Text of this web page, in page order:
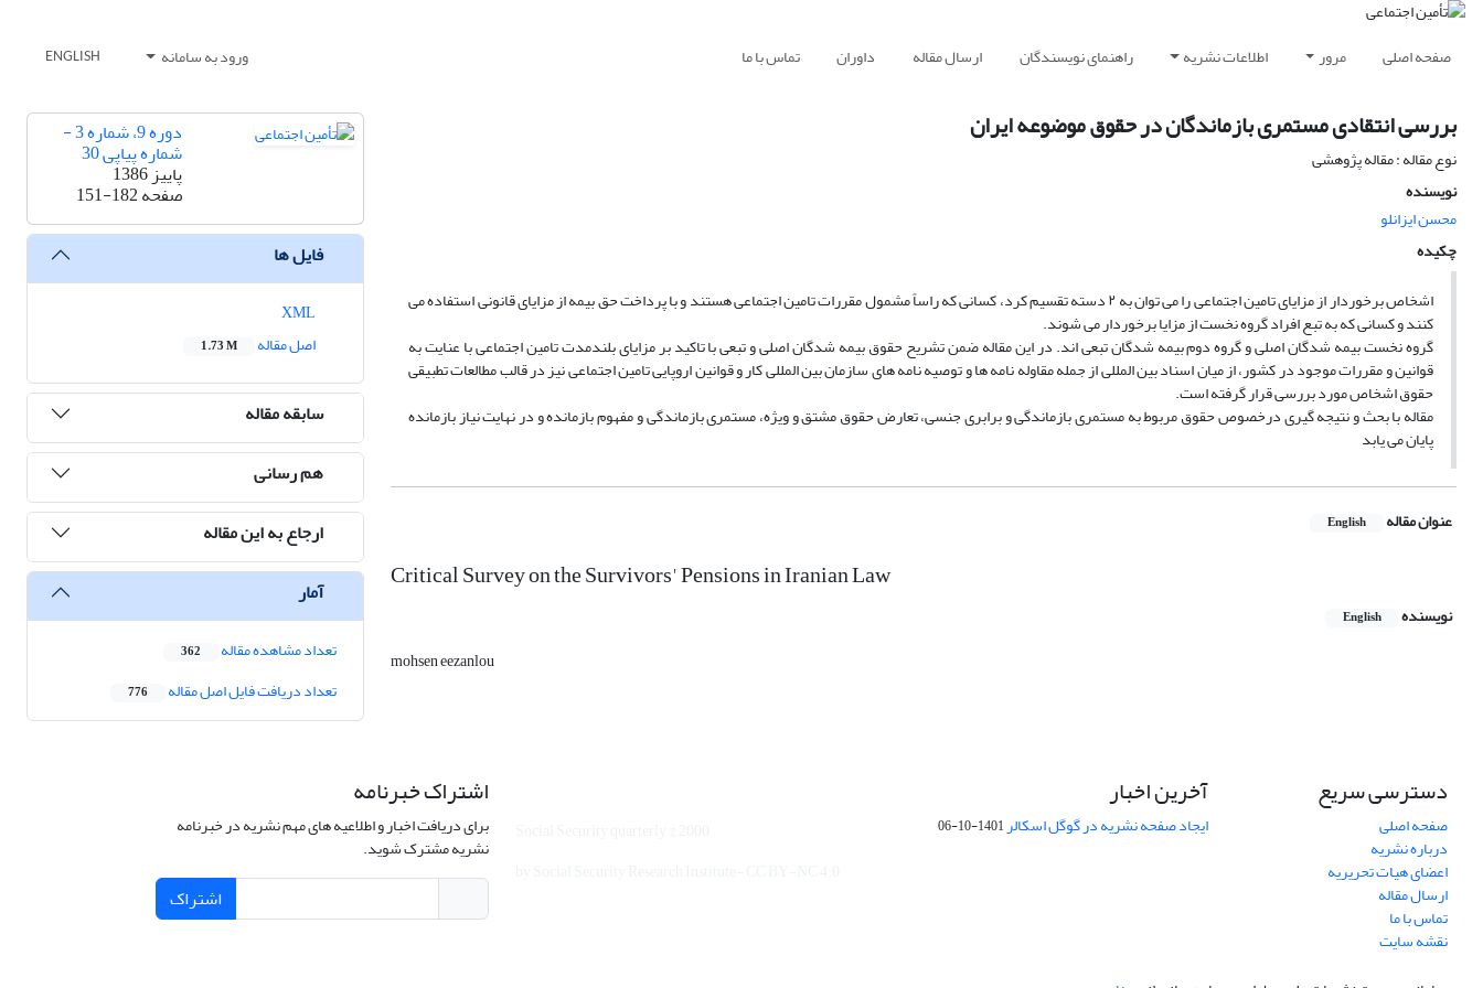
صفحه اصلی مرور اطلاعات نشریه راهنمای نویسندگان ارسال مقاله داوران تماس با ما ورود به سامانه ENGLISH
بررسی انتقادی مستمری بازماندگان در حقوق موضوعه ایران
نوع مقاله : مقاله پژوهشی
نویسنده
محسن ایزانلو
چکیده
اشخاص برخوردار از مزایای تامین اجتماعی را می توان به ۲ دسته تقسیم کرد، کسانی که راساً مشمول مقررات تامین اجتماعی هستند و با پرداخت حق بیمه از مزایای قانونی استفاده می
کنند و کسانی که به تبع افراد گروه نخست از مزایا برخوردار می شوند.
گروه نخست بیمه شدگان اصلی و گروه دوم بیمه شدگان تبعی اند. در این مقاله ضمن تشریح حقوق بیمه شدگان اصلی و تبعی با تاکید بر مزایای بلندمدت تامین اجتماعی با عنایت به
قوانین و مقررات موجود در کشور، از میان اسناد بین المللی از جمله مقاوله نامه ها و توصیه نامه های سازمان بین المللی کار و قوانین اروپایی تامین اجتماعی نیز در قالب مطالعات تطبیقی
حقوق اشخاص مورد بررسی قرار گرفته است.
مقاله با بحث و نتیجه گیری درخصوص حقوق مربوط به مستمری بازماندگی و برابری جنسی، تعارض حقوق مشتق و ویژه، مستمری بازماندگی و مفهوم بازمانده و در نهایت نیاز بازمانده
پایان می یابد
عنوان مقاله English
Critical Survey on the Survivors' Pensions in Iranian Law
نویسنده English
mohsen eezanlou
دوره 9، شماره 3 -
شماره پیاپی 30
پاییز 1386
صفحه151-182
فایل ها
اصل مقاله
1.73 M
سابقه مقاله
هم رسانی
ارجاع به این مقاله
آمار
تعداد مشاهده مقاله 362
تعداد دریافت فایل اصل مقاله 776
دسترسی سریع
صفحه اصلی
درباره نشریه
اعضای هیات تحریریه
ارسال مقاله
تماس با ما
نقشه سایت
آخرین اخبار
ایجاد صفحه نشریه در گوگل اسکالر1401-10-06
اشتراک خبرنامه
برای دریافت اخبار و اطلاعیه های مهم نشریه در خبرنامه
نشریه مشترک شوید.
اشتراک